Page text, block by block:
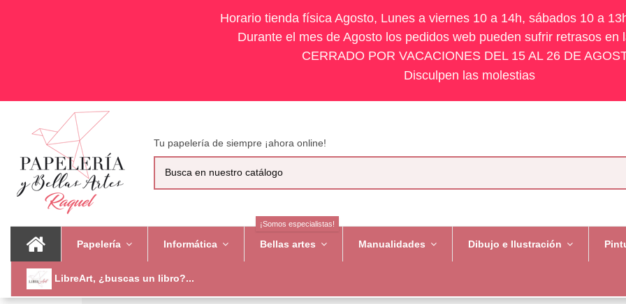
Horario tienda física Agosto, Lunes a viernes 10 a 14h, sábados 10 a
Durante el mes de Agosto los pedidos web pueden sufrir retrasos en
CERRADO POR VACACIONES DEL 15 AL 26 DE
Disculpen las molestias
Tu papelería de siempre ¡ahora online!
Papelería Informática Bellas artes
¡Somos especialistas!
Manualidades Dibujo e Ilustración
LibreArt, ¿buscas un libro?...